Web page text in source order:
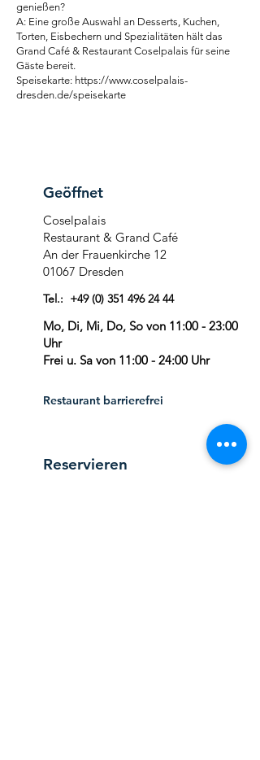
genießen?
A: Eine große Auswahl an Desserts, Kuchen,
Torten, Eisbechern und Spezialitäten hält das
Grand Café & Restaurant Coselpalais für seine
Gäste bereit.
Speisekarte: https://www.coselpalais-
dresden.de/speisekarte
Geöffnet
Coselpalais
Restaurant & Grand Café
An der Frauenkirche 12
01067 Dresden
Tel.: +49 (0) 351 496 24 44
Mo, Di, Mi, Do, So von 11:00 - 23:00
Uhr
Frei u. Sa von 11:00 - 24:00 Uhr
Restaurant barrierefrei
Reservieren